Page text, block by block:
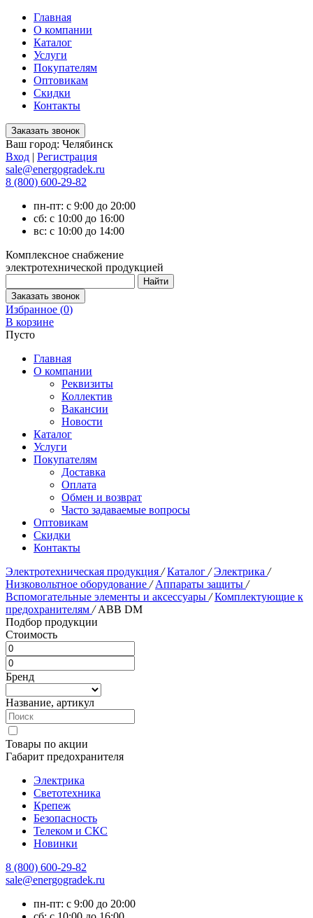
Главная
О компании
Каталог
Услуги
Покупателям
Оптовикам
Скидки
Контакты
Ваш город: Челябинск
Вход | Регистрация
sale@energogradek.ru
8 (800) 600-29-82
пн-пт: с 9:00 до 20:00
сб: с 10:00 до 16:00
вс: с 10:00 до 14:00
Комплексное снабжение
электротехнической продукцией
Избранное (0)
В корзине
Пусто
Главная
О компании
Реквизиты
Коллектив
Вакансии
Новости
Каталог
Услуги
Покупателям
Доставка
Оплата
Обмен и возврат
Часто задаваемые вопросы
Оптовикам
Скидки
Контакты
Электротехническая продукция / Каталог / Электрика /
Низковольтное оборудование / Аппараты защиты /
Вспомогательные элементы и аксессуары / Комплектующие к
предохранителям / ABB DM
Подбор продукции
Стоимость
Бренд
Название, артикул
Товары по акции
Габарит предохранителя
Электрика
Светотехника
Крепеж
Безопасность
Телеком и СКС
Новинки
8 (800) 600-29-82
sale@energogradek.ru
пн-пт: с 9:00 до 20:00